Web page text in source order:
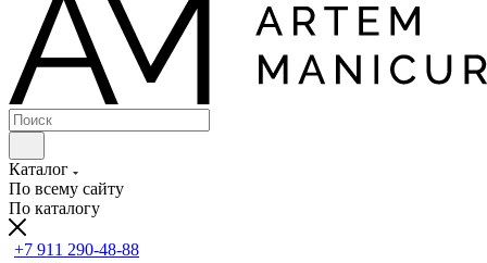
Каталог
По всему сайту
По каталогу
+7 911 290-48-88